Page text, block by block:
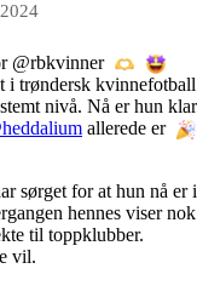
@rbkvinner
i trøndersk kvinnefotball
nivå. Nå er hun klar
allerede er
sørget for at hun nå er i
hennes viser nok
til toppklubber.
vil.